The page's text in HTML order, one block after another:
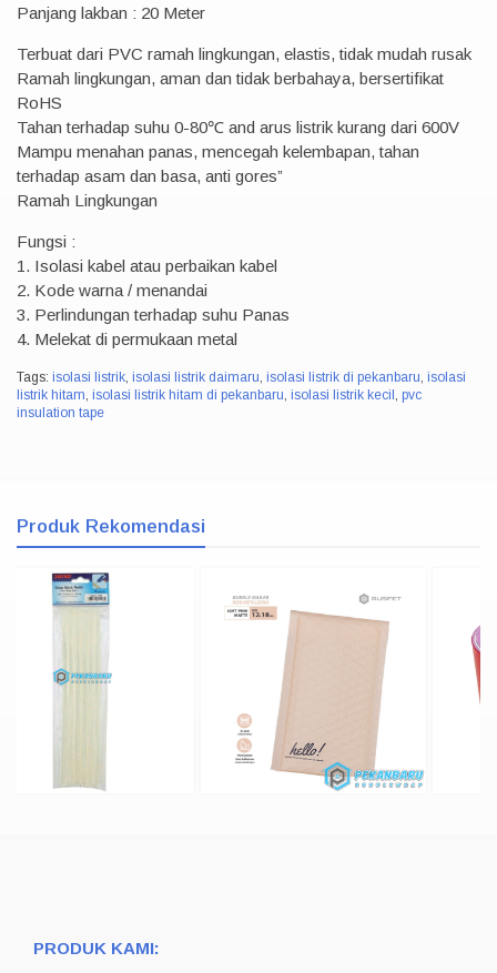
Panjang lakban : 20 Meter
Terbuat dari PVC ramah lingkungan, elastis, tidak mudah rusak
Ramah lingkungan, aman dan tidak berbahaya, bersertifikat
RoHS
Tahan terhadap suhu 0-80℃ and arus listrik kurang dari 600V
Mampu menahan panas, mencegah kelembapan, tahan
terhadap asam dan basa, anti gores”
Ramah Lingkungan
Fungsi :
1. Isolasi kabel atau perbaikan kabel
2. Kode warna / menandai
3. Perlindungan terhadap suhu Panas
4. Melekat di permukaan metal
Tags: isolasi listrik, isolasi listrik daimaru, isolasi listrik di pekanbaru, isolasi
listrik hitam, isolasi listrik hitam di pekanbaru, isolasi listrik kecil , pvc
insulation tape
Produk Rekomendasi
PRODUK KAMI: